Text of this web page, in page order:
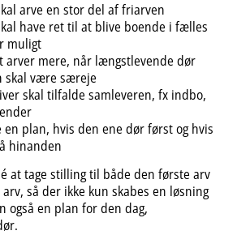
arve en stor del af friarven
have ret til at blive boende i fælles
muligt
arver mere, når længstlevende dør
skal være særeje
skal tilfalde samleveren, fx indbo,
plan, hvis den ene dør først og hvis
hinanden
at tage stilling til både den første arv
så der ikke kun skabes en løsning
også en plan for den dag,